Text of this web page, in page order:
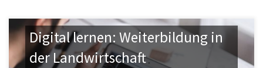
Digital lernen: Weiterbildung in
der Landwirtschaft